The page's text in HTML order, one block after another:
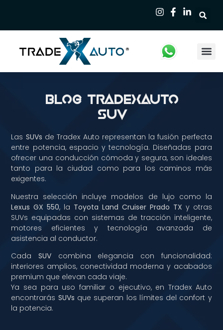
Blog TradexAuto
SUV
Las SUVs de Tradex Auto representan la fusión perfecta
entre potencia, espacio y tecnología. Diseñadas para
ofrecer una conducción cómoda y segura, son ideales
tanto para la ciudad como para los caminos más
exigentes.
Nuestra selección incluye modelos de lujo como la
Lexus GX 550, la Toyota Land Cruiser Prado TX y otras
SUVs equipadas con sistemas de tracción inteligente,
motores eficientes y tecnología avanzada de
asistencia al conductor.
CadaSUV combina elegancia con funcionalidad:
interiores amplios, conectividad moderna y acabados
premium que elevan cada viaje.
Ya sea para uso familiar o ejecutivo, en Tradex Auto
encontrarás SUVs que superan los límites del confort y
la potencia.